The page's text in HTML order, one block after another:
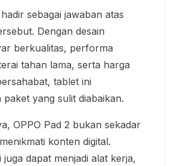
sebagai jawaban atas
Dengan desain
berkualitas, performa
tahan lama, serta harga
tablet ini
paket yang sulit diabaikan.
OPPO Pad 2 bukan sekadar
konten digital.
juga dapat menjadi alat kerja,